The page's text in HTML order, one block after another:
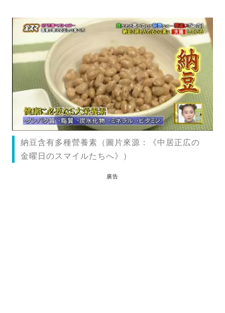
納豆含有多種營養素（圖片來源：《中居正広の
金曜日のスマイルたちへ》）
廣告